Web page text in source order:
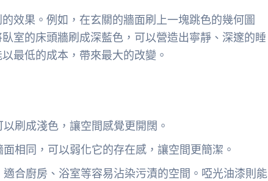
效果。例如，在玄關的牆面刷上一塊跳色的幾何圖
室的床頭牆刷成深藍色，可以營造出寧靜、深邃的睡
最低的成本，帶來最大的改變。
刷成淺色，讓空間感覺更開闊。
相同，可以弱化它的存在感，讓空間更簡潔。
合廚房、浴室等容易沾染污漬的空間。啞光油漆則能